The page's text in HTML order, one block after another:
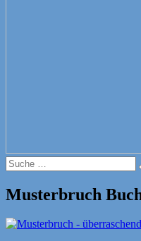
Suche
nach:
Musterbruch